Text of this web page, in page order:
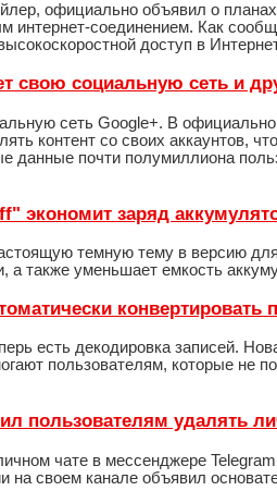
официально объявил о
интернет-соединением. Как
доступ в
свою социальную сеть и
сеть Google+. В
контент со своих аккаунтов,
данные почти полумиллиона
экономит заряд
темную тему в версию
а также уменьшает емкость
конвертировать
есть декодировка записей.
пользователям, которые не
пользователям удалять
чате в мессенджере
на своем канале объявил